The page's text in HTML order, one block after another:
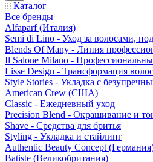
Каталог
Все бренды
Alfaparf (Италия)
Semi di Lino - Уход за волосами,
Blends Of Many - Линия
Il Salone Milano -
Lisse Design - Трансформация волос
Style Stories - Укладка с
American Crew (США)
Classic - Ежедневный уход
Precision Blend - Окрашивание и
Shave - Средства для бритья
Styling - Укладка и стайлинг
Authentic Beauty Concept
Batiste (Великобритания)